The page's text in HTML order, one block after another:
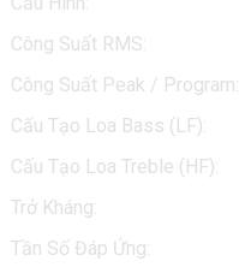
Công Suất RMS:
Công Suất Peak / Program:
Cấu Tạo Loa Bass (LF):
Cấu Tạo Loa Treble (HF):
Trở Kháng:
Tần Số Đáp Ứng: